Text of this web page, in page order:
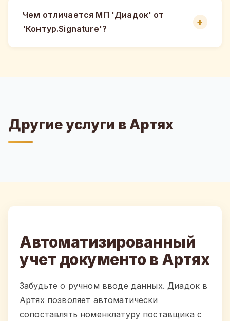
Чем отличается МП 'Диадок' от
'Контур.Signature'?
Другие услуги в Артях
Автоматизированный
учет документо в Артях
Забудьте о ручном вводе данных. Диадок в
Артях позволяет автоматически
сопоставлять номенклатуру поставщика с